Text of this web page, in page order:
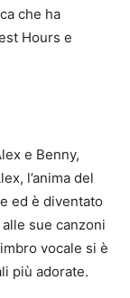
che ha
Hours e
e Benny,
l’anima del
ed è diventato
sue canzoni
vocale si è
più adorate.